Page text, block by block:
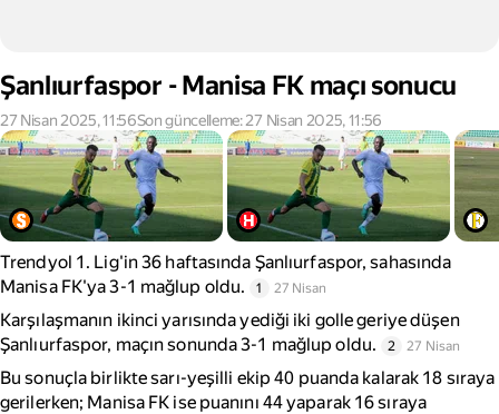
Şanlıurfaspor - Manisa FK maçı sonucu
27 Nisan 2025, 11:56Son güncelleme: 27 Nisan 2025, 11:56
Trendyol 1. Lig'in 36 haftasında Şanlıurfaspor, sahasında
Manisa FK'ya 3-1 mağlup oldu.
1 27 Nisan
Karşılaşmanın ikinci yarısında yediği iki golle geriye düşen
Şanlıurfaspor, maçın sonunda 3-1 mağlup oldu.
2 27 Nisan
Bu sonuçla birlikte sarı-yeşilli ekip 40 puanda kalarak 18 sıraya
gerilerken; Manisa FK ise puanını 44 yaparak 16 sıraya